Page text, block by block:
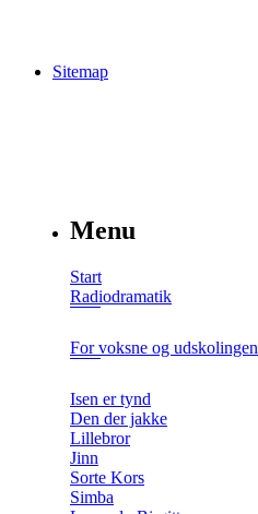
Sitemap
Menu
Start
Radiodramatik
For voksne og udskolingen
Isen er tynd
Den der jakke
Lillebror
Jinn
Sorte Kors
Simba